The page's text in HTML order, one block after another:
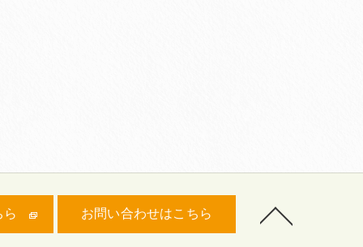
ら お問い合わせはこちら